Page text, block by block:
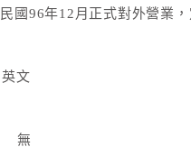
民國96年12月正式對外營業
英文
無